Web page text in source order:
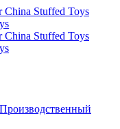
Производственный